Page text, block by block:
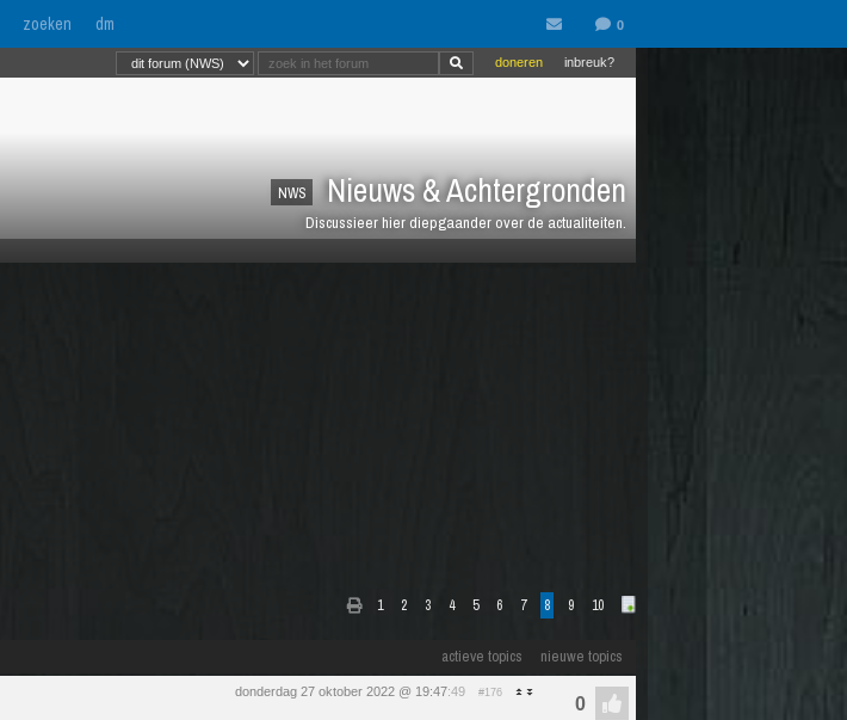
zoeken dm
NWS Nieuws & Achtergronden
Discussieer hier diepgaander over de actualiteiten.
inbreuk?
doneren
1 2 3 4 5 6 7 8 9 10
actieve topics nieuwe topics
donderdag 27 oktober 2022 @ 19:47:49 #176